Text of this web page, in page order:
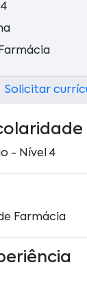
Solicitar
- Nível 4
Farmácia